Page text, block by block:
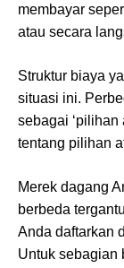
membayar
atau secara
Struktur biaya
situasi ini.
sebagai ‘pilihan
tentang pilihan
Merek dagang
berbeda
Anda daftarkan
Untuk sebagian